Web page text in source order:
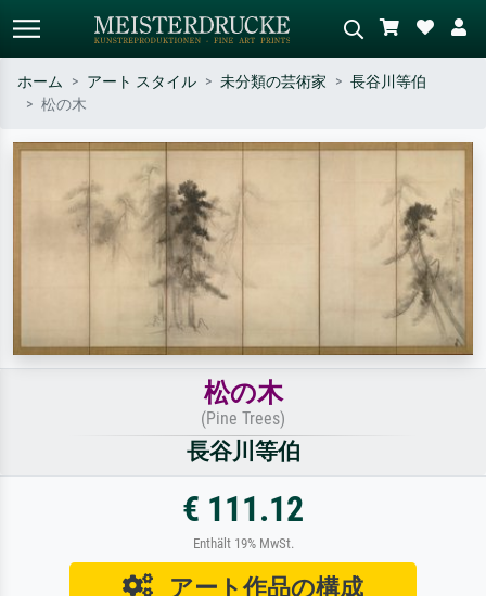
– 例：モネ、星月夜、印象派、北
斎の波、ヌード。
緑の草原、赤の多い抽象画、暗い
油絵、木のそばの立ち姿のヌー
ホーム アート スタイル 未分類の芸術家
長谷川等伯
松の木
松の木
(Pine Trees)
長谷川等伯
€ 111.12
Enthält 19% MwSt.
アート作品の構成